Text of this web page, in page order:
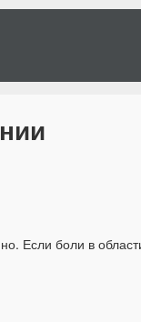
Если боли в